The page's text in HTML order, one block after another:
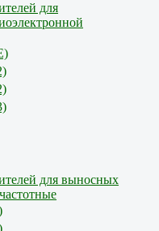
для
для выносных